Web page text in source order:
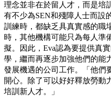
理念並非在於留人才，而是培
有不少為SEN和殘障人士而設
訓練時，都缺乏具真實感的職
時，其他機構可能只為每人準
擬。因此，Eva認為要提供真
學，繼而再逐步加強他們的能
發展機遇的公司工作。「他們
開心。除了可以好好釋放勞動
培訓新人才。」